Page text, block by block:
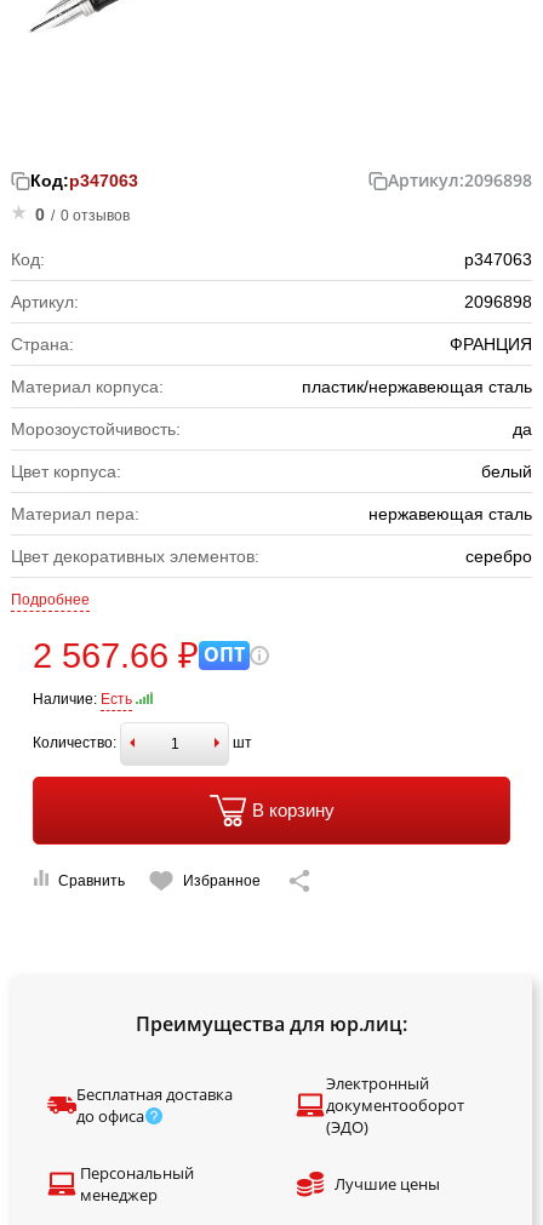
Код:р347063 Артикул:2096898
0 / 0 отзывов
Код: р347063
Артикул: 2096898
Страна: ФРАНЦИЯ
Материал корпуса: пластик/нержавеющая сталь
Морозоустойчивость: да
Цвет корпуса: белый
Материал пера: нержавеющая сталь
Цвет декоративных элементов: серебро
Подробнее
2 567.66 ₽ ОПТ
Наличие: Есть
Количество: шт
В корзину
Сравнить Избранное
Преимущества для юр.лиц:
Бесплатная доставка
до офиса
Электронный
документооборот
(ЭДО)
Персональный
менеджер
Лучшие цены